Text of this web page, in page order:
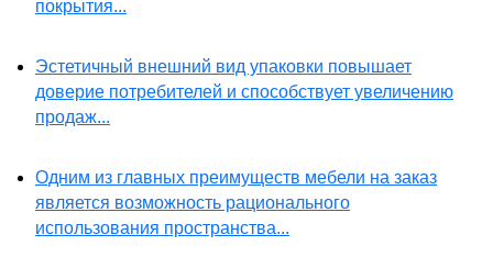
покрытия...
Эстетичный внешний вид упаковки повышает
доверие потребителей и способствует увеличению
продаж...
Одним из главных преимуществ мебели на заказ
является возможность рационального
использования пространства...